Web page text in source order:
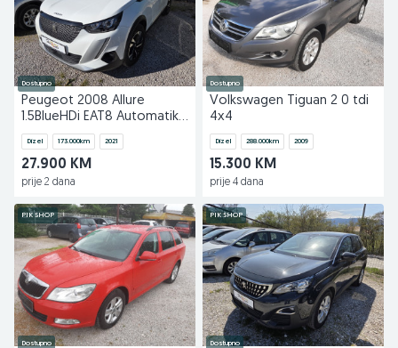
Dostupno
Peugeot 2008 Allure
1.5BlueHDi EAT8 Automatik
KAMERA NAVI LED
Dizel 173.000km 2021
27.900 KM
prije 2 dana
Dostupno
Volkswagen Tiguan 2 0 tdi
4x4
Dizel 288.000km 2009
15.300 KM
prije 4 dana
PIK SHOP
Dostupno
PIK SHOP
Dostupno